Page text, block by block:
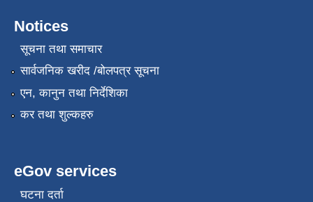
Notices
सूचना तथा समाचार
सार्वजनिक खरीद /बोलपत्र सूचना
एन, कानुन तथा निर्देशिका
कर तथा शुल्कहरु
eGov services
घटना दर्ता